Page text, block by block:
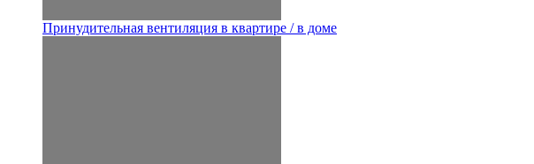
Принудительная вентиляция в квартире / в доме